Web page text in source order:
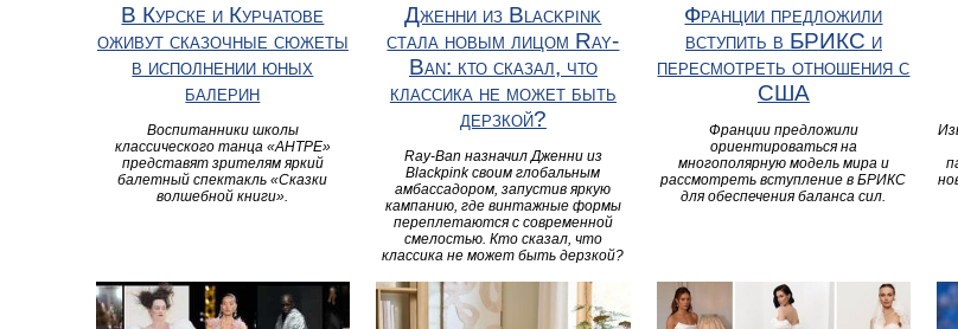
В Курске и Курчатове
оживут сказочные сюжеты
в исполнении юных
балерин
Воспитанники школы
классического танца «АНТРЕ»
представят зрителям яркий
балетный спектакль «Сказки
волшебной книги».
Дженни из Blackpink
стала новым лицом Ray-
Ban: кто сказал, что
классика не может быть
дерзкой?
Ray-Ban назначил Дженни из
Blackpink своим глобальным
амбассадором, запустив яркую
кампанию, где винтажные формы
переплетаются с современной
смелостью. Кто сказал, что
классика не может быть дерзкой?
Франции предложили
вступить в БРИКС и
пересмотреть отношения с
США
Франции предложили
ориентироваться на
многополярную модель мира и
рассмотреть вступление в БРИКС
для обеспечения баланса сил.